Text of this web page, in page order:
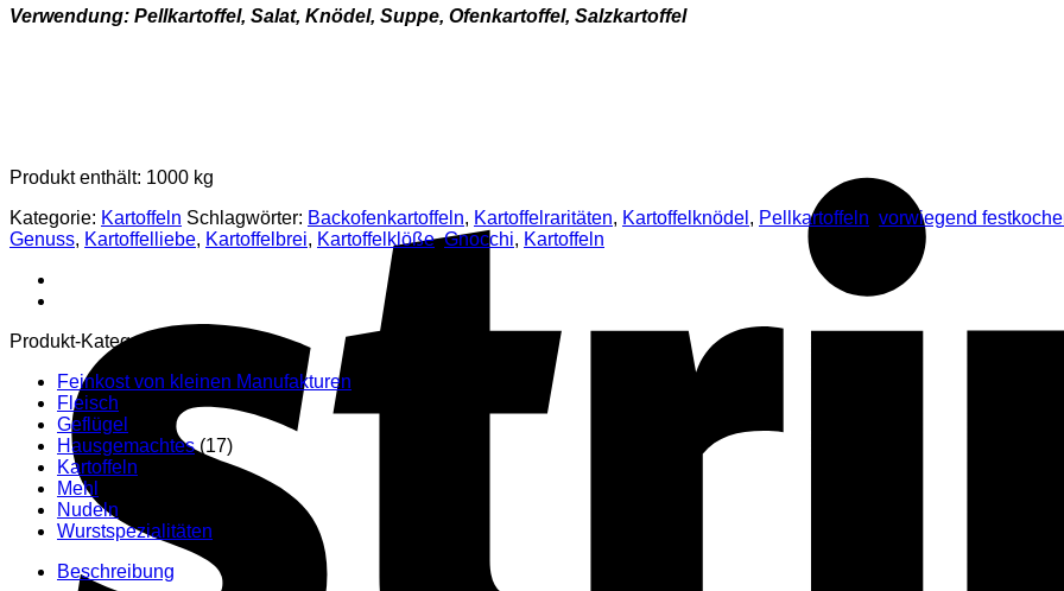
Verwendung: Pellkartoffel, Salat, Knödel, Suppe, Ofenkartoffel, Salzkartoffel
Produkt enthält: 1000 kg
Kategorie: Kartoffeln Schlagwörter: Backofenkartoffeln, Kartoffelraritäten, Kartoffelknödel , Pellkartoffeln vorwiegend
Genuss, Kartoffelliebe, Kartoffelbrei, Kartoffelklöße,Gnocchi, Kartoffeln
Produkt-Kategorien
Feinkost von kleinen Manufakturen
Fleisch
Geflügel
Hausgemachtes (17)
Kartoffeln
Mehl
Nudeln
Wurstspezialitäten
Beschreibung